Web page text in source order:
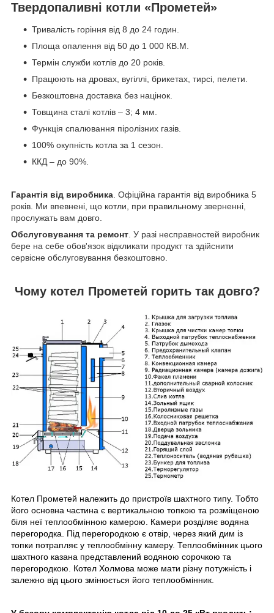
Твердопаливні котли «Прометей»
Тривалість горіння від 8 до 24 годин.
Площа опалення від 50 до 1 000 КВ.М.
Термін служби котлів до 20 років.
Працюють на дровах, вугіллі, брикетах, тирсі, пелети.
Безкоштовна доставка без націнок.
Товщина сталі котлів – 3; 4 мм.
Функція спалювання піролізних газів.
100% окупність котла за 1 сезон.
ККД – до 90%.
Гарантія від виробника . Офіційна гарантія від виробника 5
років. Ми впевнені, що котли, при правильному зверненні,
прослужать вам довго.
Обслуговування та ремонт . У разі несправностей виробник
бере на себе обов'язок відкликати продукт та здійснити
сервісне обслуговування безкоштовно.
Чому котел Прометей горить так довго?
Котел Прометей належить до пристроїв шахтного типу. Тобто
його основна частина є вертикальною топкою та розміщеною
біля неї теплообмінною камерою. Камери розділяє водяна
перегородка. Під перегородкою є отвір, через який дим із
топки потрапляє у теплообмінну камеру. Теплообмінник цього
шахтного казана представлений водяною сорочкою та
перегородкою. Котел Холмова може мати різну потужність і
залежно від цього змінюється його теплообмінник.